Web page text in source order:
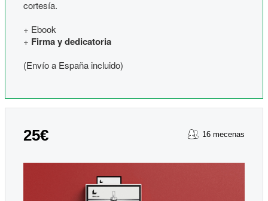
cortesía.
+ Ebook
+ Firma y dedicatoria
(Envío a España incluido)
25€ 16 mecenas